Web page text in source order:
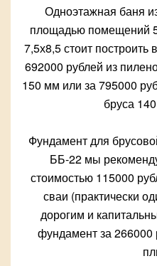
Одноэтажная баня
площадью помещений
7,5х8,5 стоит построить
692000 рублей из
150 мм или за 795000
бруса
Фундамент для
ББ-22 мы
стоимостью 115000
сваи (практически
дорогим и
фундамент за 266000